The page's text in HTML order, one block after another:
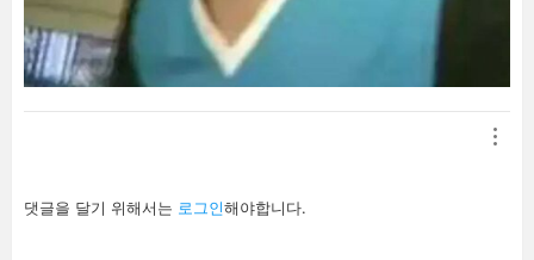
답
글
댓글을 달기 위해서는 로그인해야합니다.